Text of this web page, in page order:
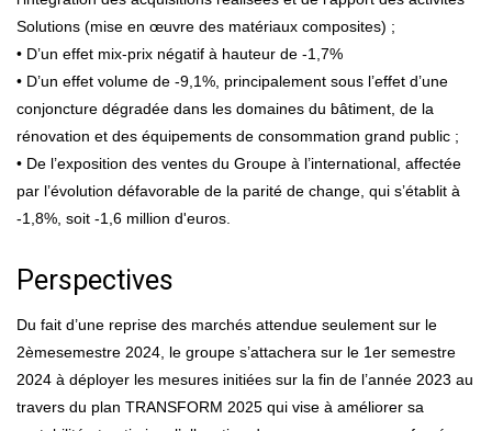
Solutions (mise en œuvre des matériaux composites) ;
• D’un effet mix-prix négatif à hauteur de -1,7%
• D’un effet volume de -9,1%, principalement sous l’effet d’une
conjoncture dégradée dans les domaines du bâtiment, de la
rénovation et des équipements de consommation grand public ;
• De l’exposition des ventes du Groupe à l’international, affectée
par l’évolution défavorable de la parité de change, qui s’établit à
-1,8%, soit -1,6 million d'euros.
Perspectives
Du fait d’une reprise des marchés attendue seulement sur le
2èmesemestre 2024, le groupe s’attachera sur le 1er semestre
2024 à déployer les mesures initiées sur la fin de l’année 2023 au
travers du plan TRANSFORM 2025 qui vise à améliorer sa